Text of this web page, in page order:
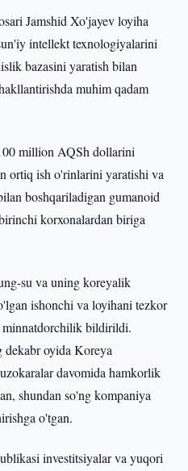
Jamshid Xo'jayev loyiha
intellekt texnologiyalarini
bazasini yaratish bilan
muhim qadam
million AQSh dollarini
ortiq ish o'rinlarini yaratishi va
boshqariladigan gumanoid
korxonalardan biriga
su va uning koreyalik
ishonchi va loyihani tezkor
minnatdorchilik bildirildi.
oyida Koreya
davomida hamkorlik
shundan so'ng kompaniya
o'tgan.
investitsiyalar va yuqori